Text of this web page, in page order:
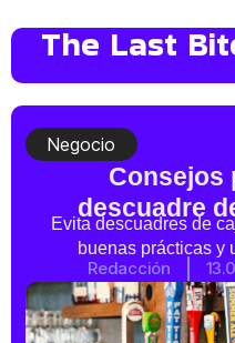
The Last
Negocio
Consejos
descuadre
Evita descuadres de
buenas prácticas y
Redacción